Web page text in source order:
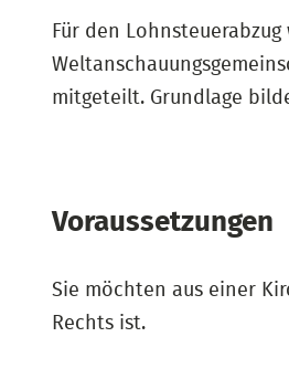
Für den
mitgeteilt. Grundlage
Voraussetzungen
Sie möchten aus einer
Rechts ist.